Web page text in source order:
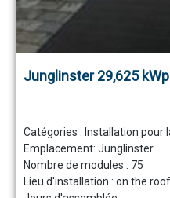
Junglinster 29,625 kWp
Catégories : Installation pour
Emplacement: Junglinster
Nombre de modules : 75
Lieu d'installation : on the roof